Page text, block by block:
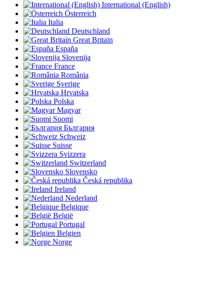
International (English)
Österreich
Italia
Deutschland
Great Britain
España
Slovenija
France
România
Sverige
Hrvatska
Polska
Magyar
Suomi
България
Schweiz
Suisse
Svizzera
Switzerland
Slovensko
Česká republika
Ireland
Nederland
Belgique
België
Portugal
Belgien
Norge